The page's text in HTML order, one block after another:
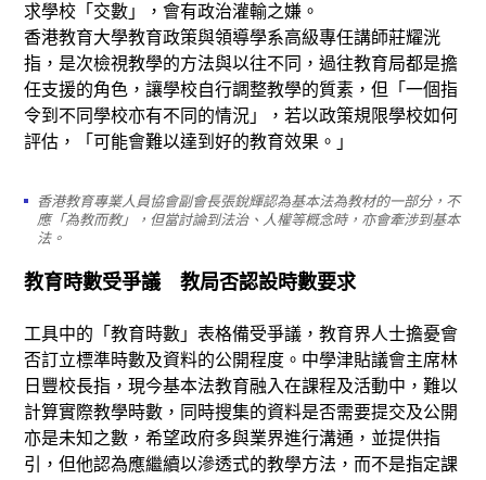
求學校「交數」，會有政治灌輸之嫌。
香港教育大學教育政策與領導學系高級專任講師莊耀洸
指，是次檢視教學的方法與以往不同，過往教育局都是擔
任支援的角色，讓學校自行調整教學的質素，但「一個指
令到不同學校亦有不同的情況」，若以政策規限學校如何
評估，「可能會難以達到好的教育效果。」
香港教育專業人員協會副會長張銳輝認為基本法為教材的一部分，不
應「為教而教」，但當討論到法治、人權等概念時，亦會牽涉到基本
法。
教育時數受爭議 教局否認設時數要求
工具中的「教育時數」表格備受爭議，教育界人士擔憂會
否訂立標準時數及資料的公開程度。中學津貼議會主席林
日豐校長指，現今基本法教育融入在課程及活動中，難以
計算實際教學時數，同時搜集的資料是否需要提交及公開
亦是未知之數，希望政府多與業界進行溝通，並提供指
引，但他認為應繼續以滲透式的教學方法，而不是指定課